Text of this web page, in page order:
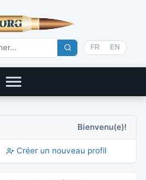
FR EN
Bienvenu(e)!
Créer un nouveau profil